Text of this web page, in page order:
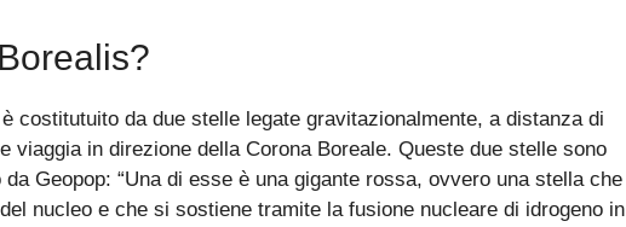
costitutuito da due stelle legate gravitazionalmente, a distanza di
viaggia in direzione della Corona Boreale. Queste due stelle sono
Geopop: “Una di esse è una gigante rossa, ovvero una stella che
nucleo e che si sostiene tramite la fusione nucleare di idrogeno in